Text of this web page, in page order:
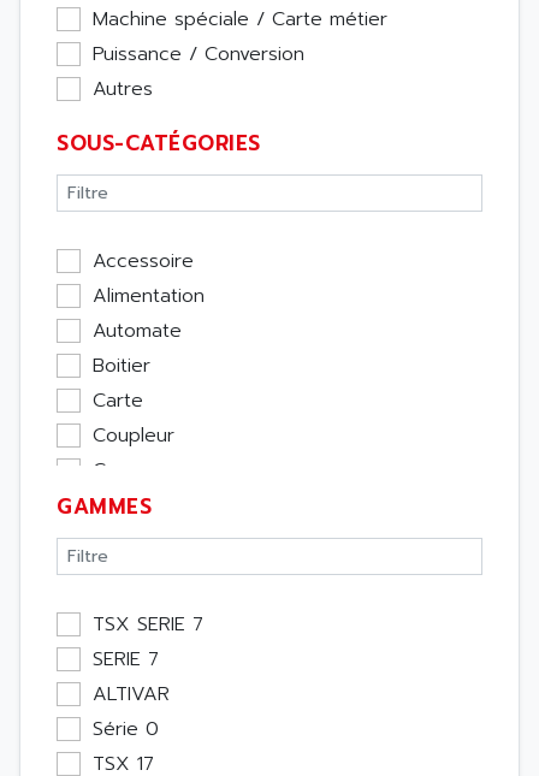
Machine spéciale / Carte métier
Puissance / Conversion
Autres
SOUS-CATÉGORIES
Accessoire
Alimentation
Automate
Boitier
Carte
Coupleur
Cpu
Ecran
Entrée / Sortie
Memoire
Module Métier
Moteur
Pupitre Opérateur
Rack
Etude
GAMMES
TSX SERIE 7
SERIE 7
ALTIVAR
Série 0
TSX 17